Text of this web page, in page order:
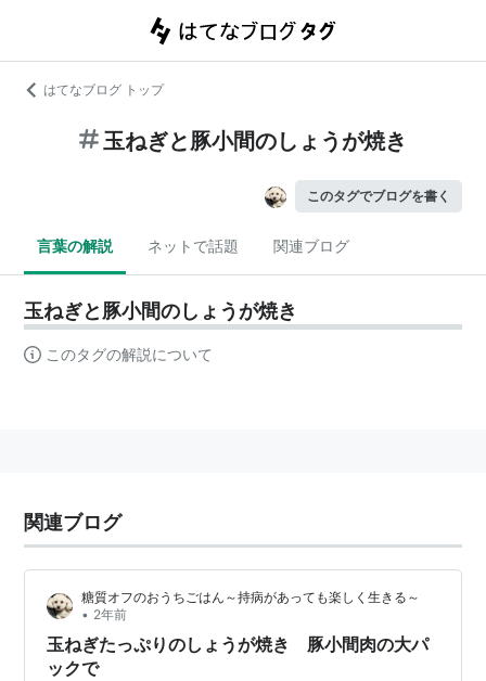
はてなブログ トップ
玉ねぎと豚小間のしょうが焼き
このタグでブログを書く
言葉の解説 ネットで話題 関連ブログ
玉ねぎと豚小間のしょうが焼き
このタグの解説について
関連ブログ
糖質オフのおうちごはん～持病があっても楽しく生きる～
• 2年前
玉ねぎたっぷりのしょうが焼き 豚小間肉の大パ
ックで